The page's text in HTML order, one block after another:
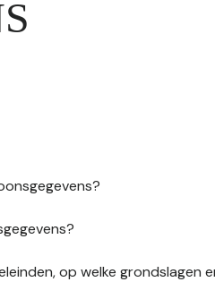
op welke grondslagen